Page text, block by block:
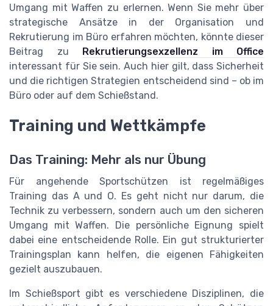
Umgang mit Waffen zu erlernen. Wenn Sie mehr über
strategische Ansätze in der Organisation und
Rekrutierung im Büro erfahren möchten, könnte dieser
Beitrag zu Rekrutierungsexzellenz im Office
interessant für Sie sein. Auch hier gilt, dass Sicherheit
und die richtigen Strategien entscheidend sind – ob im
Büro oder auf dem Schießstand.
Training und Wettkämpfe
Das Training: Mehr als nur Übung
Für angehende Sportschützen ist regelmäßiges
Training das A und O. Es geht nicht nur darum, die
Technik zu verbessern, sondern auch um den sicheren
Umgang mit Waffen. Die persönliche Eignung spielt
dabei eine entscheidende Rolle. Ein gut strukturierter
Trainingsplan kann helfen, die eigenen Fähigkeiten
gezielt auszubauen.
Im Schießsport gibt es verschiedene Disziplinen, die